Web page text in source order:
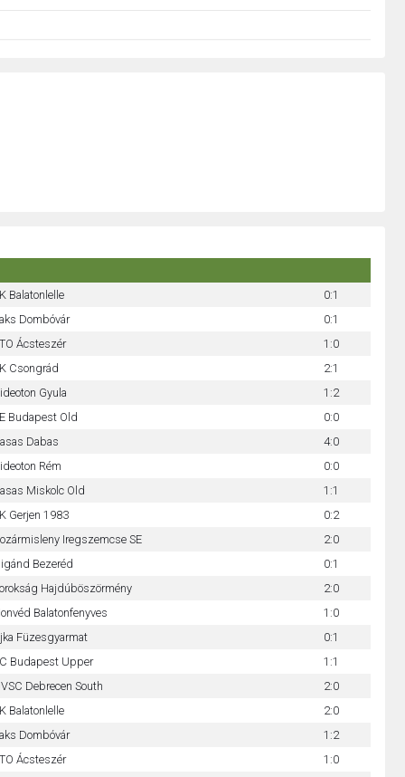
Balatonlelle
0:1
Dombóvár
0:1
Ácsteszér
1:0
Csongrád
2:1
Gyula
1:2
Budapest Old
0:0
Dabas
4:0
Rém
0:0
Miskolc Old
1:1
Gerjen 1983
0:2
Iregszemcse SE
2:0
Bezeréd
0:1
Hajdúböszörmény
2:0
Balatonfenyves
1:0
Füzesgyarmat
0:1
Budapest Upper
1:1
Debrecen South
2:0
Balatonlelle
2:0
Dombóvár
1:2
Ácsteszér
1:0